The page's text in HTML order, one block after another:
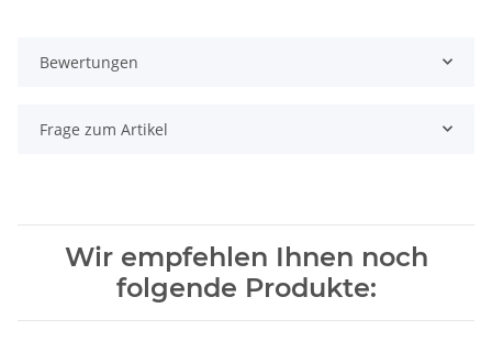
Bewertungen
Frage zum Artikel
Wir empfehlen Ihnen noch
folgende Produkte: